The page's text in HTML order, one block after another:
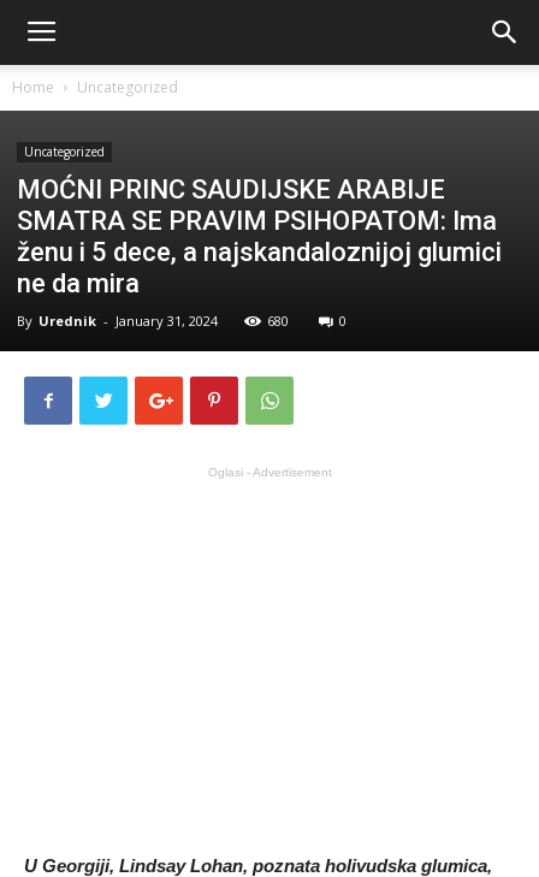
Home Uncategorized
Uncategorized
MOĆNI PRINC SAUDIJSKE ARABIJE
SMATRA SE PRAVIM PSIHOPATOM: Ima
ženu i 5 dece, a najskandaloznijoj glumici
ne da mira
By Urednik - January 31, 2024 680 0
Oglasi - Advertisement
U Georgiji, Lindsay Lohan, poznata holivudska glumica,